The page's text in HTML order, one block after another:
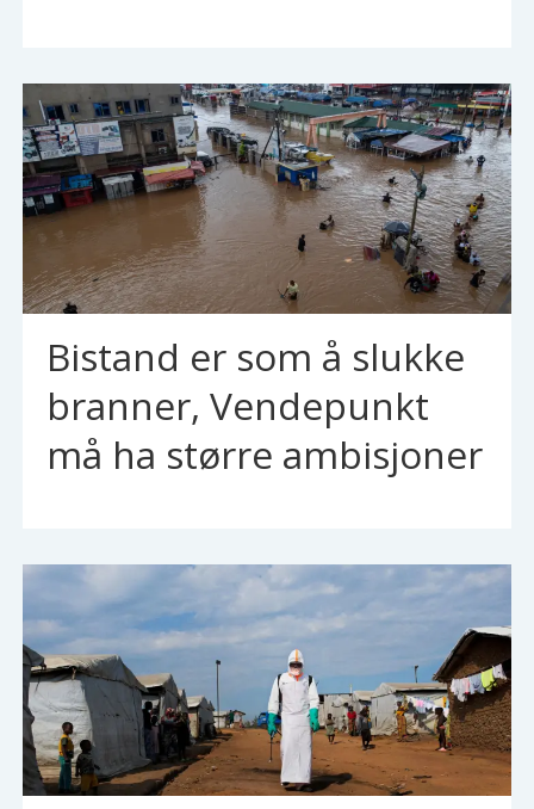
Bistand er som å slukke
branner, Vendepunkt
må ha større ambisjoner